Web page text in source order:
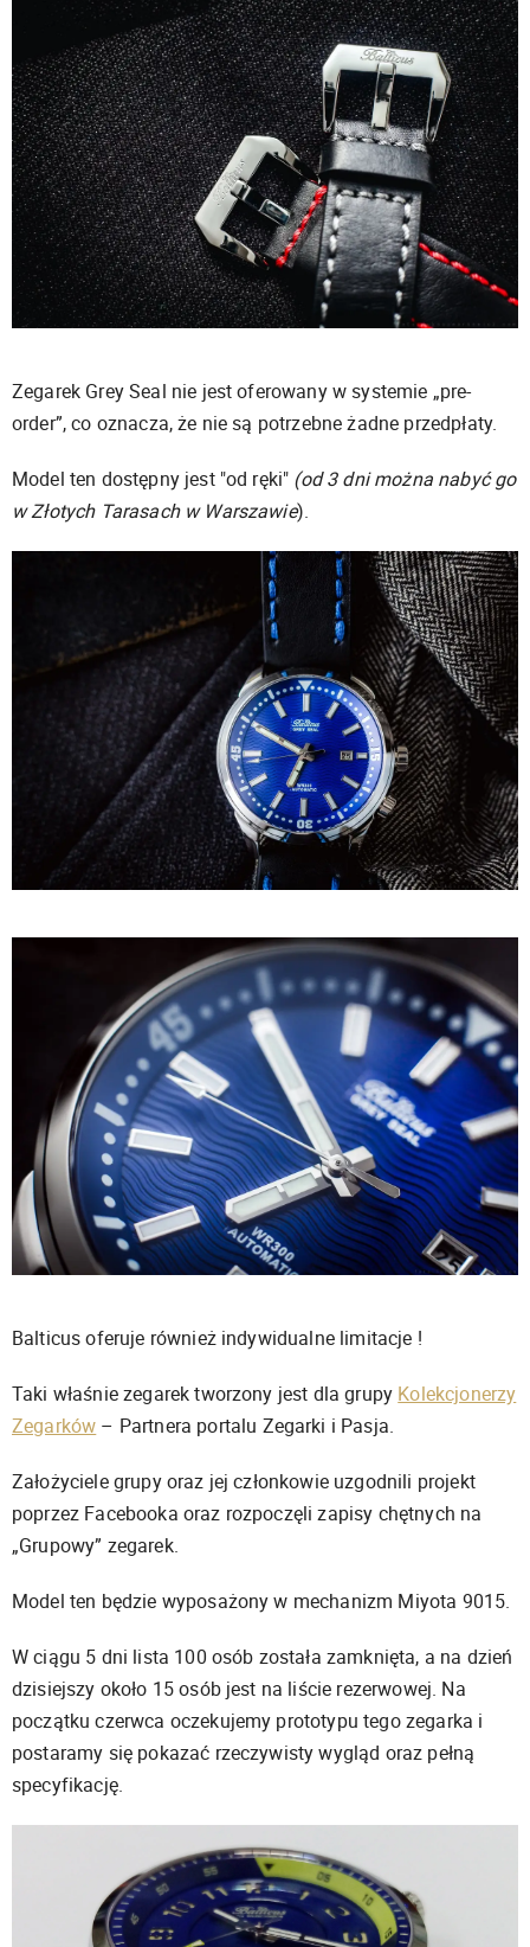
Zegarek Grey Seal nie jest oferowany w systemie „pre-
order”, co oznacza, że nie są potrzebne żadne przedpłaty.
Model ten dostępny jest "od ręki" (od 3 dni można nabyć go
w Złotych Tarasach w Warszawie).
Balticus oferuje również indywidualne limitacje !
Taki właśnie zegarek tworzony jest dla grupy Kolekcjonerzy
Zegarków – Partnera portalu Zegarki i Pasja.
Założyciele grupy oraz jej członkowie uzgodnili projekt
poprzez Facebooka oraz rozpoczęli zapisy chętnych na
„Grupowy” zegarek.
Model ten będzie wyposażony w mechanizm Miyota 9015.
W ciągu 5 dni lista 100 osób została zamknięta, a na dzień
dzisiejszy około 15 osób jest na liście rezerwowej. Na
początku czerwca oczekujemy prototypu tego zegarka i
postaramy się pokazać rzeczywisty wygląd oraz pełną
specyfikację.